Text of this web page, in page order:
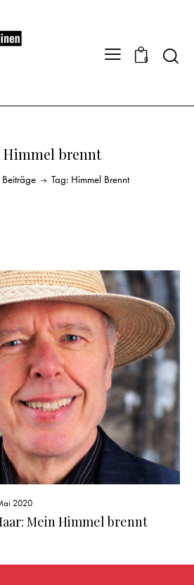
0
Himmel brennt
Tag: Himmel Brennt
2020
Mein Himmel brennt